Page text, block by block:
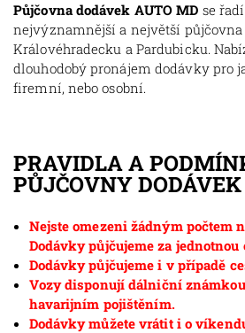
Půjčovna dodávek AUTO MD se
nejvýznamnější a největší půjčovna
Královéhradecku a Pardubicku.
dlouhodobý pronájem dodávky pro
firemní, nebo osobní.
PRAVIDLA A
PŮJČOVNY
Nejste omezeni žádným počtem
Dodávky půjčujeme za jednotnou
Dodávky půjčujeme i v případě
Vozy disponují dálniční
havarijním pojištěním.
Dodávky můžete vrátit i o